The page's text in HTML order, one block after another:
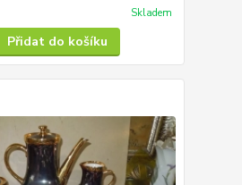
Skladem
Přidat do košíku